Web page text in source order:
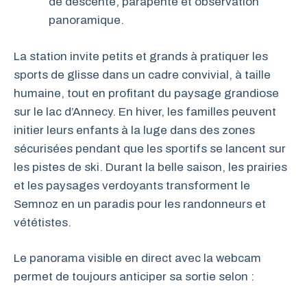
panoramique.
La station invite petits et grands à pratiquer les
sports de glisse dans un cadre convivial, à taille
humaine, tout en profitant du paysage grandiose
sur le lac d’Annecy. En hiver, les familles peuvent
initier leurs enfants à la luge dans des zones
sécurisées pendant que les sportifs se lancent sur
les pistes de ski. Durant la belle saison, les prairies
et les paysages verdoyants transforment le
Semnoz en un paradis pour les randonneurs et
vététistes.
Le panorama visible en direct avec la webcam
permet de toujours anticiper sa sortie selon :